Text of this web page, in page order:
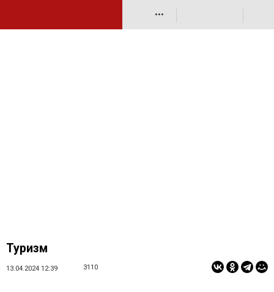
•••
Туризм
13.04.2024 12:39 3110